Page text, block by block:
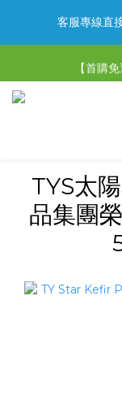
【限時
【限時
【首購
TYS太
品集團
客服專線直